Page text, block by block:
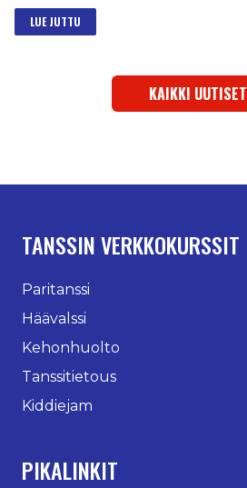
LUE JUTTU
KAIKKI UUTISET
TANSSIN VERKKOKURSSIT
Paritanssi
Häävalssi
Kehonhuolto
Tanssitietous
Kiddiejam
PIKALINKIT